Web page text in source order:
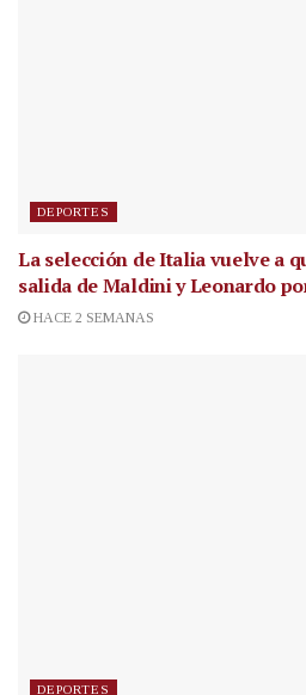
DEPORTES
La selección de Italia vuelve a
salida de Maldini y Leonardo
HACE 2 SEMANAS
DEPORTES